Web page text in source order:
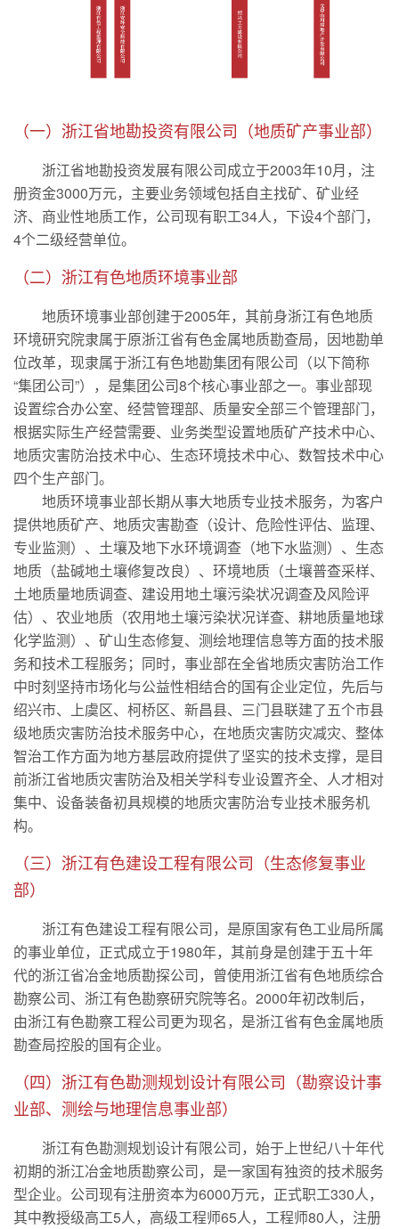
（一）浙江省地勘投资有限公司（地质矿产事业部）
浙江省地勘投资发展有限公司成立于2003年10月，注
册资金3000万元，主要业务领域包括自主找矿、矿业经
济、商业性地质工作，公司现有职工34人，下设4个部门，
4个二级经营单位。
（二）浙江有色地质环境事业部
地质环境事业部创建于2005年，其前身浙江有色地质
环境研究院隶属于原浙江省有色金属地质勘查局，因地勘单
位改革，现隶属于浙江有色地勘集团有限公司（以下简称
“集团公司”），是集团公司8个核心事业部之一。事业部现
设置综合办公室、经营管理部、质量安全部三个管理部门，
根据实际生产经营需要、业务类型设置地质矿产技术中心、
地质灾害防治技术中心、生态环境技术中心、数智技术中心
四个生产部门。
地质环境事业部长期从事大地质专业技术服务，为客户
提供地质矿产、地质灾害勘查（设计、危险性评估、监理、
专业监测）、土壤及地下水环境调查（地下水监测）、生态
地质（盐碱地土壤修复改良）、环境地质（土壤普查采样、
土地质量地质调查、建设用地土壤污染状况调查及风险评
估）、农业地质（农用地土壤污染状况详查、耕地质量地球
化学监测）、矿山生态修复、测绘地理信息等方面的技术服
务和技术工程服务；同时，事业部在全省地质灾害防治工作
中时刻坚持市场化与公益性相结合的国有企业定位，先后与
绍兴市、上虞区、柯桥区、新昌县、三门县联建了五个市县
级地质灾害防治技术服务中心，在地质灾害防灾减灾、整体
智治工作方面为地方基层政府提供了坚实的技术支撑，是目
前浙江省地质灾害防治及相关学科专业设置齐全、人才相对
集中、设备装备初具规模的地质灾害防治专业技术服务机
构。
（三）浙江有色建设工程有限公司（生态修复事业
部）
浙江有色建设工程有限公司，是原国家有色工业局所属
的事业单位，正式成立于1980年，其前身是创建于五十年
代的浙江省冶金地质勘探公司，曾使用浙江省有色地质综合
勘察公司、浙江有色勘察研究院等名。2000年初改制后，
由浙江有色勘察工程公司更为现名，是浙江省有色金属地质
勘查局控股的国有企业。
（四）浙江有色勘测规划设计有限公司（勘察设计事
业部、测绘与地理信息事业部）
浙江有色勘测规划设计有限公司，始于上世纪八十年代
初期的浙江冶金地质勘察公司，是一家国有独资的技术服务
型企业。公司现有注册资本为6000万元，正式职工330人，
其中教授级高工5人，高级工程师65人，工程师80人，注册